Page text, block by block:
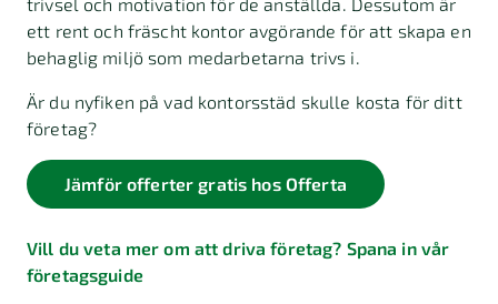
ett rent och fräscht kontor avgörande för att skapa en
behaglig miljö som medarbetarna trivs i.
Är du nyfiken på vad kontorsstäd skulle kosta för ditt
företag?
Jämför offerter gratis hos Offerta
Vill du veta mer om att driva företag? Spana in vår
företagsguide